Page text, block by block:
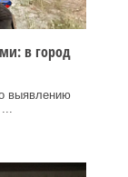
в город
выявлению